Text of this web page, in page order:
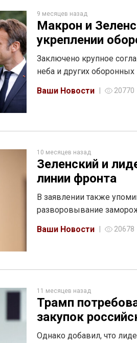
9 месяцев назад
Макрон и
укреплении
Заключено крупное
неба и других
Ваши Новости
20770
10 месяцев назад
Зеленский и
линии фронта
В заявлении также
разворовывание
Ваши Новости
20678
11 месяцев назад
Трамп
закупок
Однако добавил, что